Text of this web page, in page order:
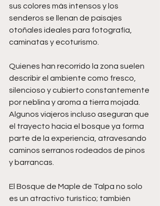
sus colores más intensos y los
senderos se llenan de paisajes
otoñales ideales para fotografía,
caminatas y ecoturismo.
Quienes han recorrido la zona suelen
describir el ambiente como fresco,
silencioso y cubierto constantemente
por neblina y aroma a tierra mojada.
Algunos viajeros incluso aseguran que
el trayecto hacia el bosque ya forma
parte de la experiencia, atravesando
caminos serranos rodeados de pinos
y barrancas.
El Bosque de Maple de Talpa no solo
es un atractivo turístico; también